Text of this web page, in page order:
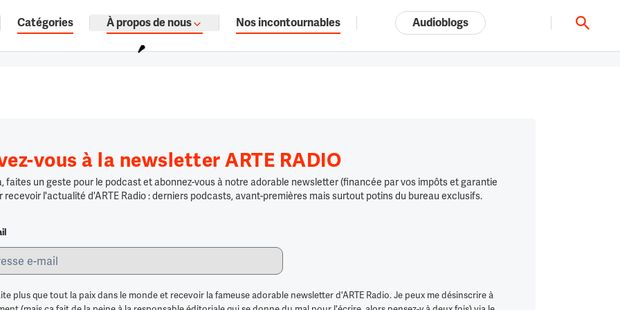
documentaires audio.
Tout l'univers ARTE.tv
Catégories À propos de nous Nos incontournables Audioblogs
vous à la newsletter ARTE RADIO
faites un geste pour le podcast et abonnez-vous à notre adorable newsletter (financée par vos impôts et garantie
recevoir l'actualité d'ARTE Radio : derniers podcasts, avant-premières mais surtout potins du bureau exclusifs.
plus que tout la paix dans le monde et recevoir la fameuse adorable newsletter d'ARTE Radio. Je peux me désinscrire à